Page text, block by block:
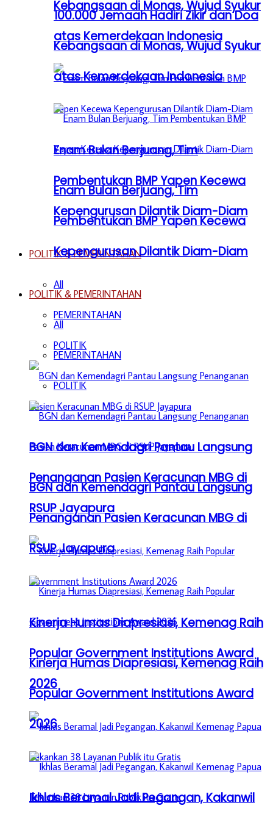
Kebangsaan di Monas, Wujud Syukur
atas Kemerdekaan Indonesia
Enam Bulan Berjuang, Tim
Pembentukan BMP Yapen Kecewa
Kepengurusan Dilantik Diam-Diam
POLITIK & PEMERINTAHAN
All
PEMERINTAHAN
POLITIK
BGN dan Kemendagri Pantau Langsung
Penanganan Pasien Keracunan MBG di
RSUP Jayapura
Kinerja Humas Diapresiasi, Kemenag Raih
Popular Government Institutions Award
2026
Ikhlas Beramal Jadi Pegangan, Kakanwil
100.000 Jemaah Hadiri Zikir dan Doa
Kebangsaan di Monas, Wujud Syukur
atas Kemerdekaan Indonesia
Enam Bulan Berjuang, Tim
Pembentukan BMP Yapen Kecewa
Kepengurusan Dilantik Diam-Diam
POLITIK & PEMERINTAHAN
All
PEMERINTAHAN
POLITIK
BGN dan Kemendagri Pantau Langsung
Penanganan Pasien Keracunan MBG di
RSUP Jayapura
Kinerja Humas Diapresiasi, Kemenag Raih
Popular Government Institutions Award
2026